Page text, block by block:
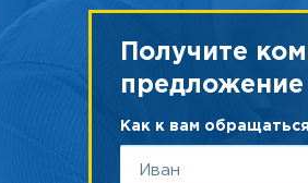
Получите
предложение
Как к вам